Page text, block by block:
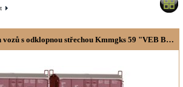
Souprava dvou krytých vozů s odklopnou střechou Kmmgks 59 "VEB Bandstahlkombinat Eisenhüttenstadt"